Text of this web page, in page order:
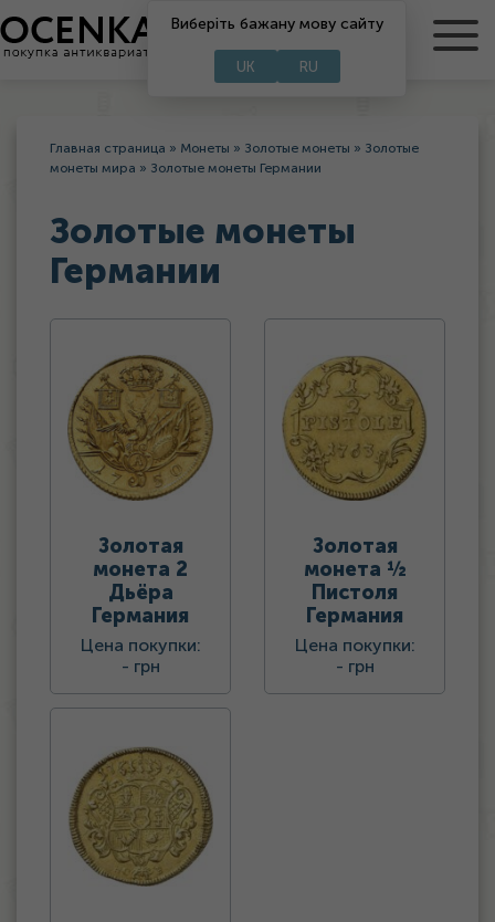
RU
Виберіть бажану мову сайту
UK RU
Главная страница » Монеты » Золотые монеты » Золотые
монеты мира » Золотые монеты Германии
Золотые монеты
Германии
Золотая
монета 2
Дьёра
Германия
Цена покупки:
- грн
Золотая
монета ½
Пистоля
Германия
Цена покупки:
- грн